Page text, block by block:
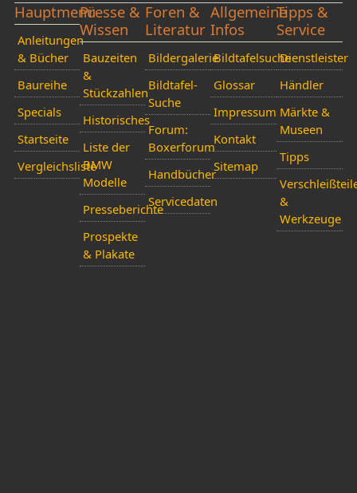
Hauptmenü
Anleitungen
& Bücher
Baureihe
Specials
Startseite
Vergleichsliste
Presse &
Wissen
Bauzeiten
&
Stückzahlen
Historisches
Liste der
BMW
Modelle
Presseberichte
Prospekte
& Plakate
Foren &
Literatur
Bildergalerie
Bildtafel-
Suche
Forum:
Boxerforum
Handbücher
Servicedaten
Allgemeine
Infos
Bildtafelsuche
Glossar
Impressum
Kontakt
Sitemap
Tipps &
Service
Dienstleister
Händler
Märkte &
Museen
Tipps
&
Werkzeuge